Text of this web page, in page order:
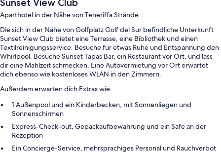
Sunset View Club
Aparthotel in der Nähe von Teneriffa Strände
Die sich in der Nähe von Golfplatz Golf del Sur befindliche Unterkunft
Sunset View Club bietet eine Terrasse, eine Bibliothek und einen
Textilreinigungsservice. Besuche für etwas Ruhe und Entspannung den
Whirlpool. Besuche Sunset Tapas Bar, ein Restaurant vor Ort, und lass
dir eine Mahlzeit schmecken. Eine Autovermietung vor Ort erwartet
dich ebenso wie kostenloses WLAN in den Zimmern.
Außerdem erwarten dich Extras wie:
1 Außenpool und ein Kinderbecken, mit Sonnenliegen und
Sonnenschirmen
Express-Check-out, Gepäckaufbewahrung und ein Safe an der
Rezeption
Ein Concierge-Service, mehrsprachiges Personal und Rauchverbot